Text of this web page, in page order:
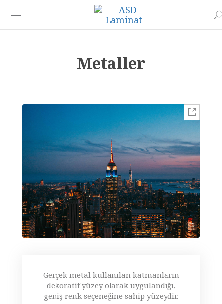
Metaller
Gerçek metal kullanılan katmanların
dekoratif yüzey olarak uygulandığı,
geniş renk seçeneğine sahip yüzeydir.